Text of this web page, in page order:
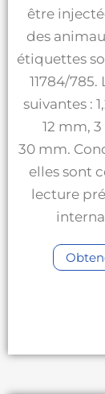
être
des
étiquettes
11784/
suivantes :
12 mm,
30 mm.
elles sont
lecture